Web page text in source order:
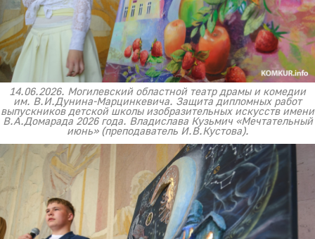
14.06.2026. Могилевский областной театр драмы и комедии
им. В.И.Дунина-Марцинкевича. Защита дипломных работ
выпускников детской школы изобразительных искусств имени
В.А.Домарада 2026 года. Владислава Кузьмич «Мечтательный
июнь» (преподаватель И.В.Кустова).